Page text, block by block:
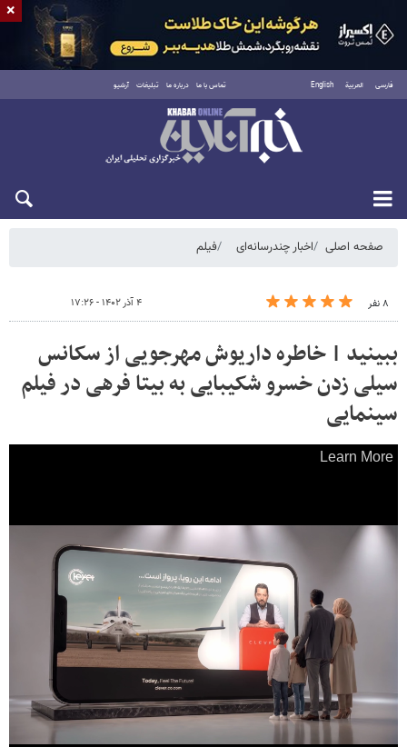
فارسی العربية English تماس با ما درباره ما تبلیغات آرشیو
جمعه ۱۶ مرداد ۱۴۰۵
صفحه اصلی اخبار چندرسانه‌ای فیلم
۸ نفر ۴ آذر ۱۴۰۲ - ۱۷:۲۶
ببینید | ‏خاطره داریوش مهرجویی از سکانس
سیلی زدن خسرو شکیبایی به بیتا فرهی در فیلم
سینمایی
×